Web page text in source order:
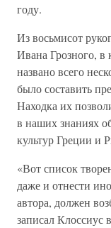
году.
Из восьмисот
Ивана Грозного, в
названо всего
было составить
Находка их
в наших знаниях
культур Греции и
«Вот список
даже и отнести
автора, должен
записал Клоссиус